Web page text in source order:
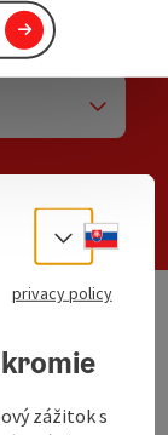
Please
Select
privacy policy
zážitok s